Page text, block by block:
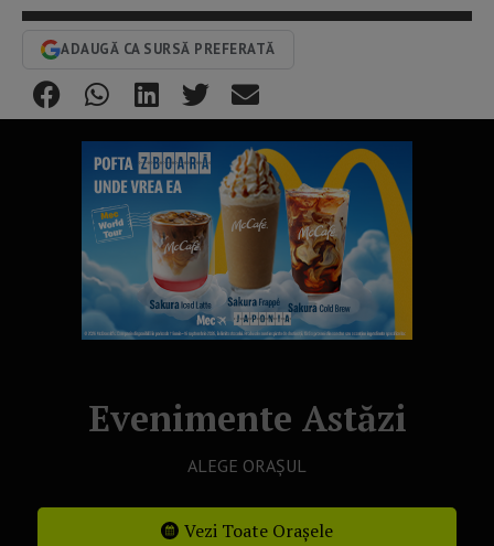
ADAUGĂ CA SURSĂ PREFERATĂ
Evenimente Astăzi
ALEGE ORAȘUL
Vezi Toate Orașele